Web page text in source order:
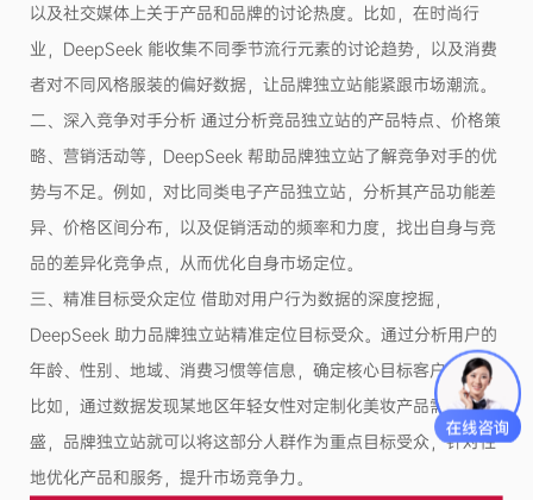
以及社交媒体上关于产品和品牌的讨论热度。比如，在时尚行
业，DeepSeek 能收集不同季节流行元素的讨论趋势，以及消费
者对不同风格服装的偏好数据，让品牌独立站能紧跟市场潮流。
二、深入竞争对手分析 通过分析竞品独立站的产品特点、价格策
略、营销活动等，DeepSeek 帮助品牌独立站了解竞争对手的优
势与不足。例如，对比同类电子产品独立站，分析其产品功能差
异、价格区间分布，以及促销活动的频率和力度，找出自身与竞
品的差异化竞争点，从而优化自身市场定位。
三、精准目标受众定位 借助对用户行为数据的深度挖掘，
DeepSeek 助力品牌独立站精准定位目标受众。通过分析用户的
年龄、性别、地域、消费习惯等信息，确定核心目标客户群体。
比如，通过数据发现某地区年轻女性对定制化美妆产品需求旺
盛，品牌独立站就可以将这部分人群作为重点目标受众，针对性
地优化产品和服务，提升市场竞争力。